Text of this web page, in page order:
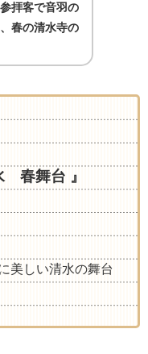
拝客で音羽の
春の清水寺の
春舞台 』
美しい清水の舞台